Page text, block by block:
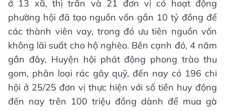
ở 13 xã, thị trấn và 21 đơn vị có hoạt động
phường hội đã tạo nguồn vốn gần 10 tỷ đồng để
các thành viên vay, trong đó ưu tiên nguồn vốn
không lãi suất cho hộ nghèo. Bên cạnh đó, 4 năm
gần đây, Huyện hội phát động phong trào thu
gom, phân loại rác gây quỹ, đến nay có 196 chi
hội ở 25/25 đơn vị thực hiện với số tiền huy động
đến nay trên 100 triệu đồng dành để mua gà